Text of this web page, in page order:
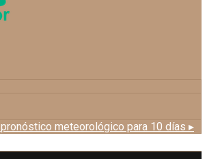
pronóstico meteorológico para 10 días ▸